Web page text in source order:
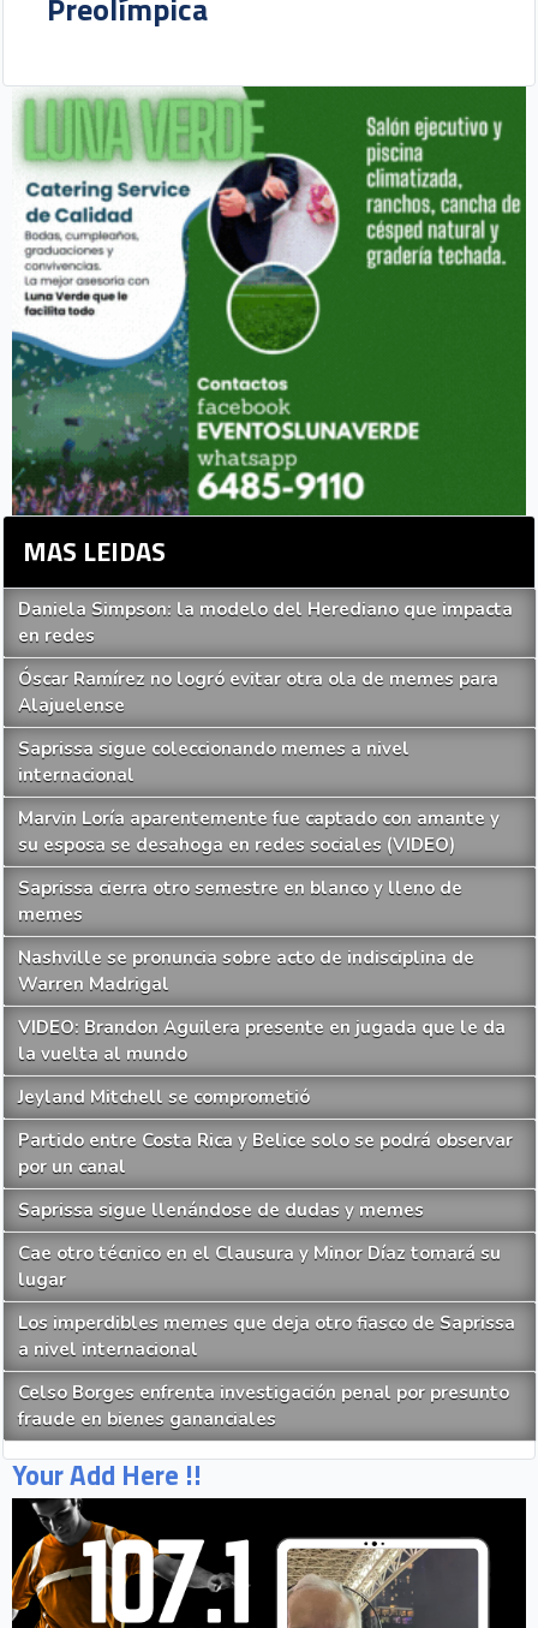
nombramiento de Nicolás
Batista en la Selección
Preolímpica
MAS LEIDAS
Daniela Simpson: la modelo del Herediano que impacta
en redes
Óscar Ramírez no logró evitar otra ola de memes para
Alajuelense
Saprissa sigue coleccionando memes a nivel
internacional
Marvin Loría aparentemente fue captado con amante y
su esposa se desahoga en redes sociales (VIDEO)
Saprissa cierra otro semestre en blanco y lleno de
memes
Nashville se pronuncia sobre acto de indisciplina de
Warren Madrigal
VIDEO: Brandon Aguilera presente en jugada que le da
la vuelta al mundo
Jeyland Mitchell se comprometió
Partido entre Costa Rica y Belice solo se podrá observar
por un canal
Saprissa sigue llenándose de dudas y memes
Cae otro técnico en el Clausura y Minor Díaz tomará su
lugar
Los imperdibles memes que deja otro fiasco de Saprissa
Celso Borges enfrenta investigación penal por presunto
fraude en bienes gananciales
Your Add Here !!